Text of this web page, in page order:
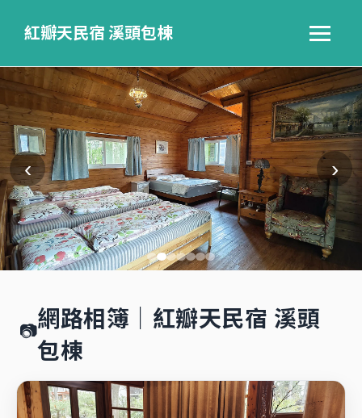
紅瓣天民宿 溪頭包棟
‹ ›
📷網路相簿｜紅瓣天民宿 溪頭
包棟
電動麻將